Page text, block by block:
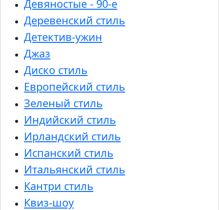
Девяностые - 90-е
Деревенский стиль
Детектив-ужин
Джаз
Диско стиль
Европейский стиль
Зеленый стиль
Индийский стиль
Ирландский стиль
Испанский стиль
Итальянский стиль
Кантри стиль
Квиз-шоу